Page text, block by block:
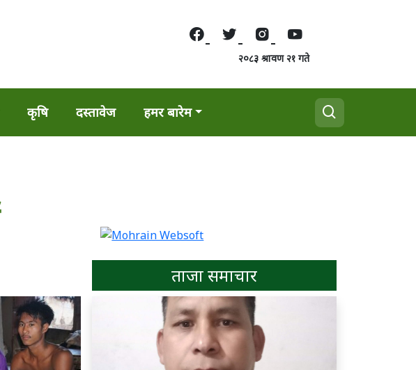
२०८३ श्रावण २१ गते
कृषि दस्तावेज हमर बारेम
ताजा समाचार